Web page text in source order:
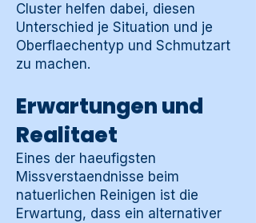
Cluster helfen dabei, diesen
Unterschied je Situation und je
Oberflaechentyp und Schmutzart
zu machen.
Erwartungen und
Realitaet
Eines der haeufigsten
Missverstaendnisse beim
natuerlichen Reinigen ist die
Erwartung, dass ein alternativer